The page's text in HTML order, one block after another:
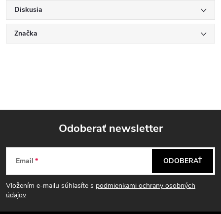
Diskusia
Značka
Z
á
p
Odoberať newsletter
Email
Vložením e-mailu súhlasíte s podmienkami ochrany osobných
údajov
ODOBERAŤ